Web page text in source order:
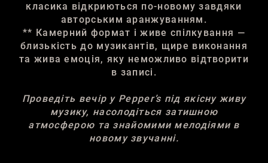
класика відкриються по-новому завдяки
авторським аранжуванням.
** Камерний формат і живе спілкування —
близькість до музикантів, щире виконання
та жива емоція, яку неможливо відтворити
в записі.
Проведіть вечір у Pepper’s під якісну живу
музику, насолодіться затишною
атмосферою та знайомими мелодіями в
новому звучанні.